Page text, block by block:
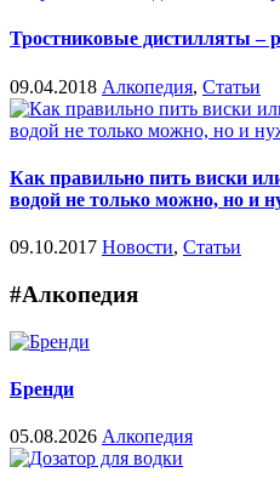
Тростниковые дистилляты –
09.04.2018 Алкопедия, Статьи
Как правильно пить виски
водой не только можно, но и
09.10.2017 Новости, Статьи
#Алкопедия
Бренди
05.08.2026 Алкопедия